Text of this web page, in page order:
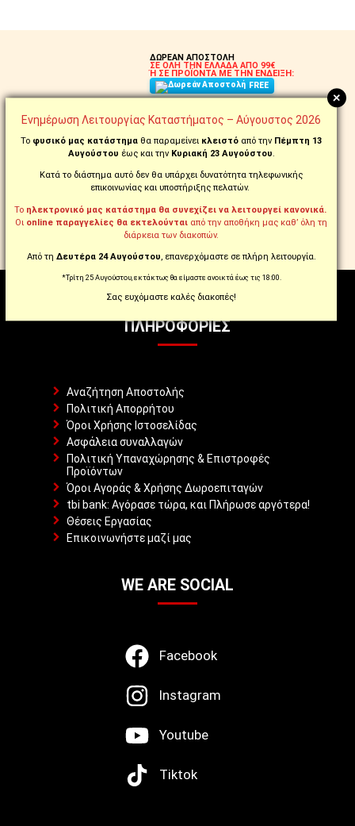
ΔΩΡΕΑΝ ΑΠΟΣΤΟΛΗ
ΣΕ ΟΛΗ ΤΗΝ ΕΛΛΑΔΑ ΑΠΟ 99€
Ή ΣΕ ΠΡΟΪΟΝΤΑ ΜΕ ΤΗΝ ΕΝΔΕΙΞΗ:
FREE
ΠΑΡΑΓΓΕΙΛΤΕ ΚΑΙ
ΤΗΛΕΦΩΝΙΚΑ ΣΤΟ
210.5769.200
ΑΛΛΑΞΑΤΕ ΓΝΩΜΗ;
ΔΙΚΑΙΩΜΑ ΕΠΙΣΤΡΟΦΗΣ
ΣΕ ΕΩΣ 14 ΗΜΕΡΕΣ!
ΔΟΣΕΙΣ ΜΕ ΕΥΕΛΙΞΙΑ
ΕΩΣ 18 ΑΤΟΚΕΣ ΜΕ ΠΙΣΤΩΤΙΚΗ
ΕΩΣ 60 ΔΟΣΕΙΣ ΜΕ tbi bank
ΠΛΗΡΟΦΟΡΊΕΣ
Αναζήτηση Αποστολής
Πολιτική Απορρήτου
Όροι Χρήσης Ιστοσελίδας
Ασφάλεια συναλλαγών
Πολιτική Υπαναχώρησης & Επιστροφές
Προϊόντων
Όροι Αγοράς & Χρήσης Δωροεπιταγών
tbi bank: Αγόρασε τώρα, και Πλήρωσε αργότερα!
Θέσεις Εργασίας
Επικοινωνήστε μαζί μας
WE ARE SOCIAL
Facebook
Instagram
Youtube
Tiktok
+
Ενημέρωση Λειτουργίας Καταστήματος – Αύγουστος 2026
Το φυσικό μας κατάστημα θα παραμείνει κλειστό από την Πέμπτη 13
Αυγούστου έως και τηνΚυριακή 23 Αυγούστου.
Κατά το διάστημα αυτό δεν θα υπάρχει δυνατότητα τηλεφωνικής
επικοινωνίας και υποστήριξης πελατών.
Το ηλεκτρονικό μας κατάστημα θα συνεχίζει να λειτουργεί κανονικά.
Οι online παραγγελίες θα εκτελούνται από την αποθήκη μας καθ’ όλη τη
διάρκεια των διακοπών.
Από τη Δευτέρα 24 Αυγούστου, επανερχόμαστε σε πλήρη λειτουργία.
*Τρίτη 25 Αυγούστου, εκτάκτως θα είμαστε ανοικτά έως τις 18:00.
Σας ευχόμαστε καλές διακοπές!